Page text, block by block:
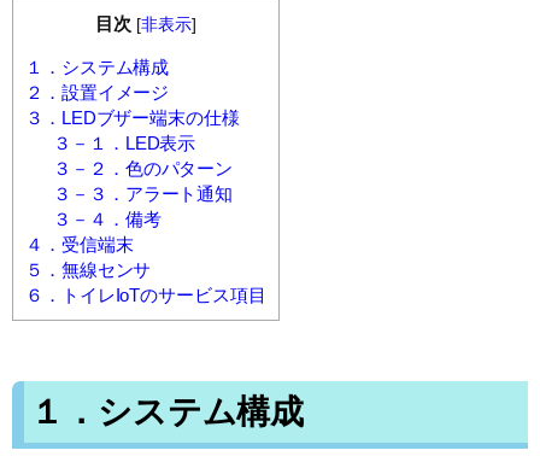
目次 [非表示]
１．システム構成
２．設置イメージ
３．LEDブザー端末の仕様
３－１．LED表示
３－２．色のパターン
３－３．アラート通知
３－４．備考
４．受信端末
５．無線センサ
６．トイレIoTのサービス項目
１．システム構成